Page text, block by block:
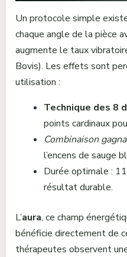
Un protocole simple
chaque angle de la pièce
augmente le taux
Bovis). Les effets sont
utilisation :
Technique des 8
points cardinaux
Combinaison
l’encens de sauge
Durée optimale :
résultat durable.
L’aura, ce champ
bénéficie directement de
thérapeutes observent